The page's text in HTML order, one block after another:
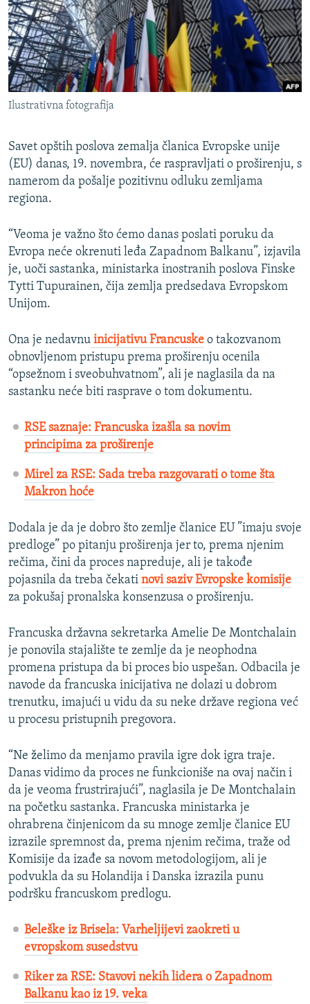
ISPRIČAJ MI
DNEVNO@RSE
SPECIJALI RSE
VIŠE OD NASLOVA
GENOCID U SREBRENICI
POPLAVE I KLIZIŠTA U BIH 2024.
TV LIBERTY
POST SCRIPTUM
TRI DECENIJE OD RATA U BIH
SVE KARTE DEJTONA
NASTANAK I RASPAD JUGOSLAVIJE
PRATITE NAS
Sve RFE/RL stranice
Ilustrativna fotografija
Savet opštih poslova zemalja članica Evropske unije
(EU) danas, 19. novembra, će raspravljati o proširenju, s
namerom da pošalje pozitivnu odluku zemljama
regiona.
“Veoma je važno što ćemo danas poslati poruku da
Evropa neće okrenuti leđa Zapadnom Balkanu”, izjavila
je, uoči sastanka, ministarka inostranih poslova Finske
Tytti Tupurainen, čija zemlja predsedava Evropskom
Unijom.
Ona je nedavnu inicijativu Francuske o takozvanom
obnovljenom pristupu prema proširenju ocenila
“opsežnom i sveobuhvatnom”, ali je naglasila da na
sastanku neće biti rasprave o tom dokumentu.
RSE saznaje: Francuska izašla sa novim
principima za proširenje
Mirel za RSE: Sada treba razgovarati o tome šta
Makron hoće
Dodala je da je dobro što zemlje članice EU ”imaju svoje
predloge” po pitanju proširenja jer to, prema njenim
rečima, čini da proces napreduje, ali je takođe
pojasnila da treba čekati novi saziv Evropske komisije
za pokušaj pronalska konsenzusa o proširenju.
Francuska državna sekretarka Amelie De Montchalain
je ponovila stajalište te zemlje da je neophodna
promena pristupa da bi proces bio uspešan. Odbacila je
navode da francuska inicijativa ne dolazi u dobrom
trenutku, imajući u vidu da su neke države regiona već
u procesu pristupnih pregovora.
“Ne želimo da menjamo pravila igre dok igra traje.
Danas vidimo da proces ne funkcioniše na ovaj način i
da je veoma frustrirajući”, naglasila je De Montchalain
na početku sastanka. Francuska ministarka je
ohrabrena činjenicom da su mnoge zemlje članice EU
izrazile spremnost da, prema njenim rečima, traže od
Komisije da izađe sa novom metodologijom, ali je
podvukla da su Holandija i Danska izrazila punu
podršku francuskom predlogu.
Beleške iz Brisela: Varheljijevi zaokreti u
evropskom susedstvu
Riker za RSE: Stavovi nekih lidera o Zapadnom
Balkanu kao iz 19. veka